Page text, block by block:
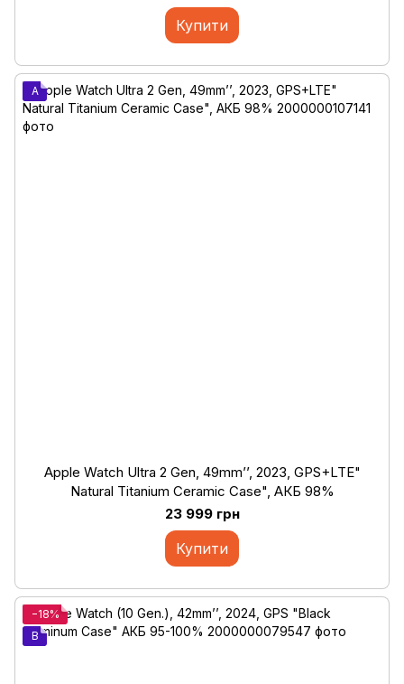
Купити
A
Apple Watch Ultra 2 Gen, 49mm’’, 2023, GPS+LTE"
Natural Titanium Ceramic Case", АКБ 98%
23 999 грн
Купити
−18%
B